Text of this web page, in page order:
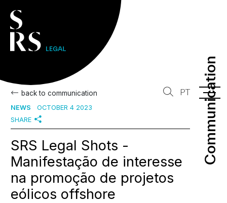
Communication
Communication
PT
back to communication
NEWS
OCTOBER 4 2023
SHARE
SRS Legal Shots -
Manifestação de interesse
na promoção de projetos
eólicos offshore